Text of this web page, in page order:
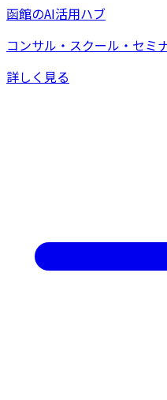
函館のAI活用ハブ
コンサル・スクール・セミ
詳しく見る